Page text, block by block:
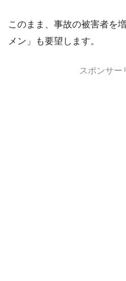
このまま、事故の被害者を
メン」も要望します。
スポンサー